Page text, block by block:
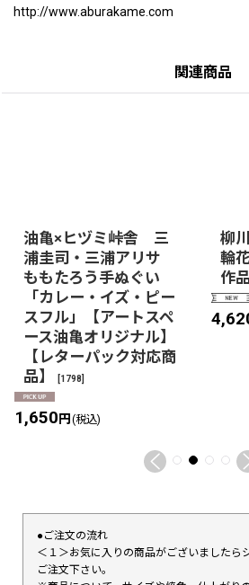
http://www.aburakame.com
関連商品
油亀×ヒヅミ峠舎 三
浦圭司・三浦アリサ
ももたろう手ぬぐい
「カレー・イズ・ピー
スフル」【アートスペ
ース油亀オリジナル】
【レターパック対応商
品】
[1798]
1,650円 (税込)
柳
輪
作品
●ご注文の流れ
＜１＞お気に入りの商品がございましたら
ご注文下さい。